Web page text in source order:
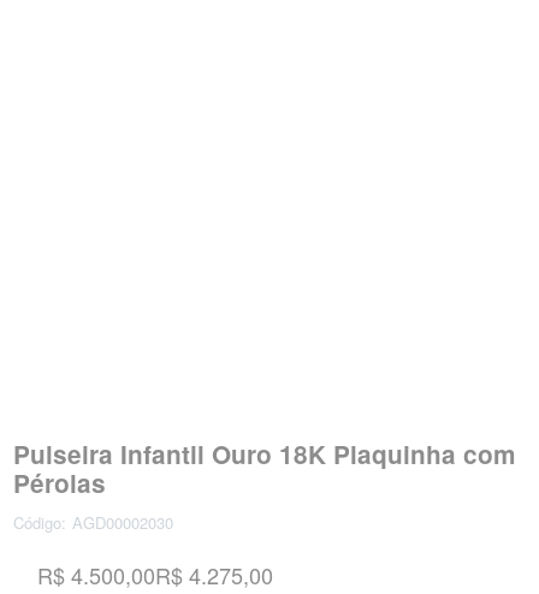
Pulseira Infantil Ouro 18K Plaquinha com
Pérolas
Código: AGD00002030
R$ 4.500,00R$ 4.275,00